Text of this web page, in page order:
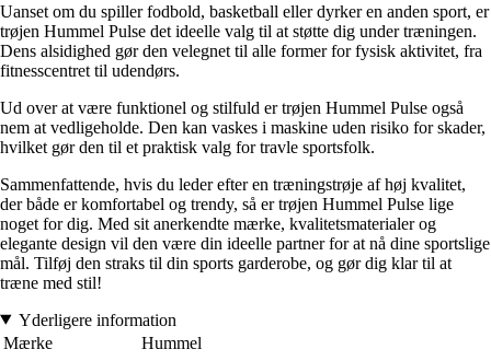
Uanset om du spiller fodbold, basketball eller dyrker en anden sport, er
trøjen Hummel Pulse det ideelle valg til at støtte dig under træningen.
Dens alsidighed gør den velegnet til alle former for fysisk aktivitet, fra
fitnesscentret til udendørs.
Ud over at være funktionel og stilfuld er trøjen Hummel Pulse også
nem at vedligeholde. Den kan vaskes i maskine uden risiko for skader,
hvilket gør den til et praktisk valg for travle sportsfolk.
Sammenfattende, hvis du leder efter en træningstrøje af høj kvalitet,
der både er komfortabel og trendy, så er trøjen Hummel Pulse lige
noget for dig. Med sit anerkendte mærke, kvalitetsmaterialer og
elegante design vil den være din ideelle partner for at nå dine sportslige
mål. Tilføj den straks til din sports garderobe, og gør dig klar til at
træne med stil!
Yderligere information
Mærke
Hummel